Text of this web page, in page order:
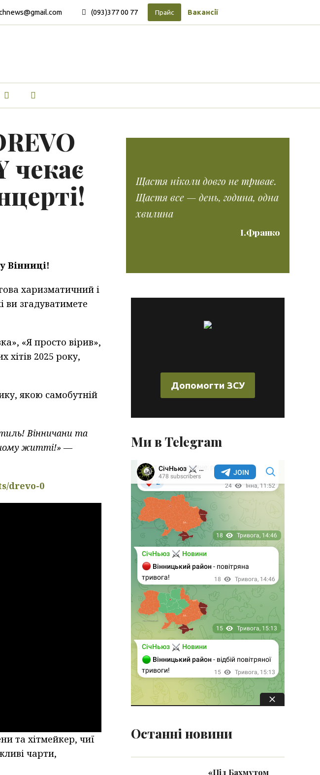
(093)377 00 77 Прайс Вакансії
чекає
Вінниці!
харизматичний і
ви згадуватимете
«Я просто вірив»,
2025 року,
якою самобутній
Вінничани та
житті!» —
drevo-0
та хітмейкер, чиї
чарти,
Щастя ніколи довго не триває.
Щастя все — день, година, одна
хвилина
І.Франко
Допомогти ЗСУ
Ми в Telegram
Останні новини
«Під Бахмутом